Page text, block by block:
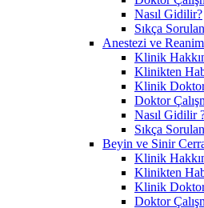
Nasıl Gidilir?
Sıkça
Anestezi ve
Klinik
Klinikten
Klinik
Doktor
Nasıl Gidilir
Sıkça
Beyin ve Sinir
Klinik
Klinikten
Klinik
Doktor